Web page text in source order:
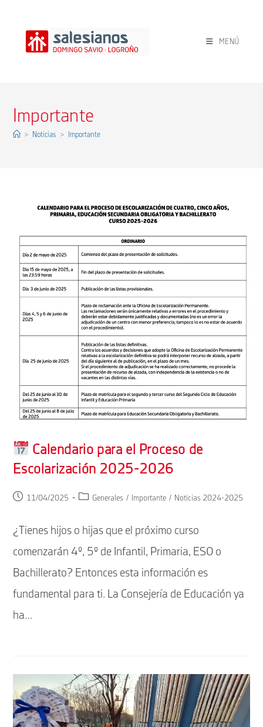
contenido
MENÚ
Importante
> Noticias > Importante
Calendario para el Proceso de
Escolarización 2025-2026
Publicación
entrada:
11/04/2025
Categoría
entrada:
Generales / Importante / Noticias 2024-2025
¿Tienes hijos o hijas que el próximo curso
comenzarán 4º, 5º de Infantil, Primaria, ESO o
Bachillerato? Entonces esta información es
fundamental para ti. La Consejería de Educación ya
ha…